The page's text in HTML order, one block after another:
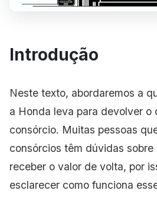
Introdução
Neste texto, abordaremos a
a Honda leva para devolver o
consórcio. Muitas pessoas
consórcios têm dúvidas sobre
receber o valor de volta, por
esclarecer como funciona